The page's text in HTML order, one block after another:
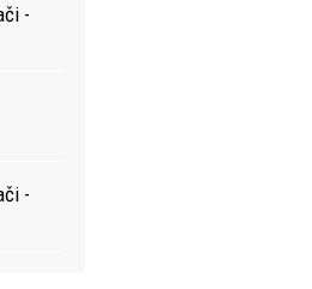
-
-